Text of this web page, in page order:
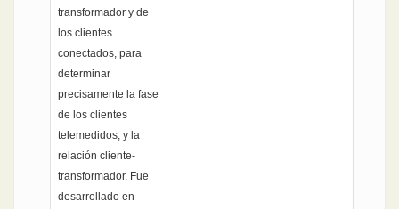
transformador y de
los clientes
conectados, para
determinar
precisamente la fase
de los clientes
telemedidos, y la
relación cliente-
transformador. Fue
desarrollado en